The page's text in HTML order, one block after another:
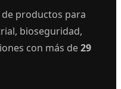
productos para
bioseguridad,
con más de29